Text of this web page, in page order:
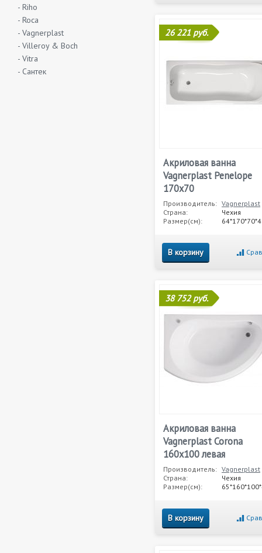
- Riho
- Roca
- Vagnerplast
- Villeroy & Boch
- Vitra
- Сантек
26 221 руб.
Акриловая ванна
Vagnerplast Penelope
170x70
Производитель: Vagnerplast
Страна:
Чехия
Размер(см):
В корзину
38 752 руб.
Акриловая ванна
Vagnerplast Corona
160x100 левая
Производитель: Vagnerplast
Страна:
Чехия
Размер(см):
В корзину